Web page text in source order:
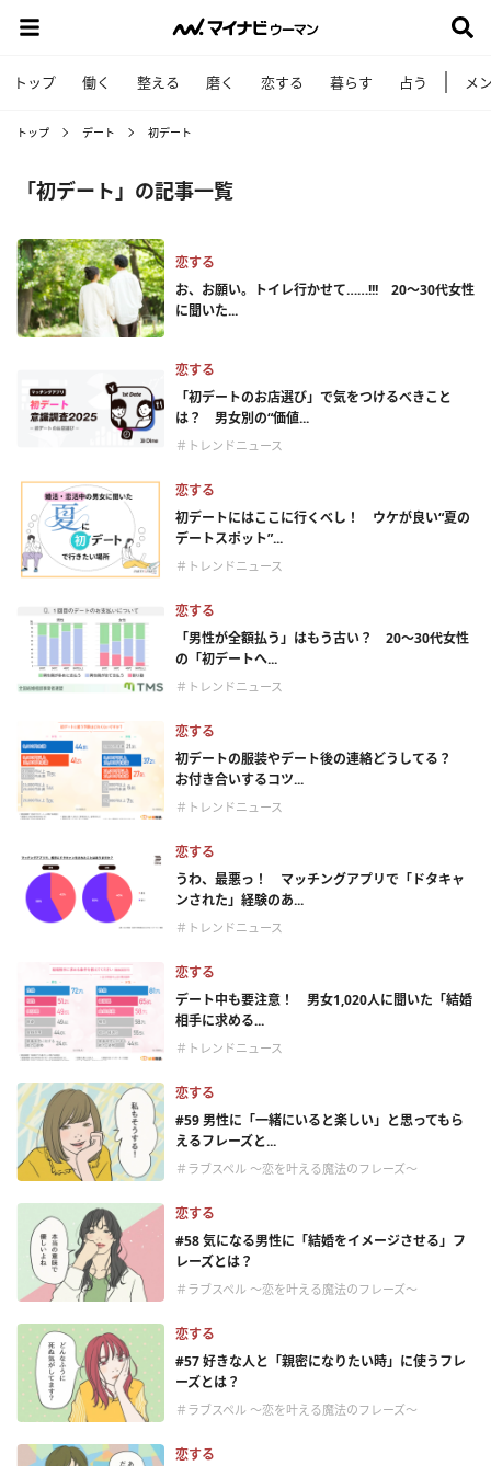
トップ 働く 整える 磨く 恋する 暮らす 占う メ
トップ デート 初デート
「初デート」の記事一覧
恋する
お、お願い。トイレ行かせて……!!! 20～30代女性
に聞いた...
恋する
「初デートのお店選び」で気をつけるべきこと
は？ 男女別の“価値...
＃トレンドニュース
恋する
初デートにはここに行くべし！ ウケが良い“夏の
デートスポット”...
＃トレンドニュース
恋する
「男性が全額払う」はもう古い？ 20～30代女性
の「初デートへ...
＃トレンドニュース
恋する
初デートの服装やデート後の連絡どうしてる？
お付き合いするコツ...
＃トレンドニュース
恋する
うわ、最悪っ！ マッチングアプリで「ドタキャ
ンされた」経験のあ...
＃トレンドニュース
恋する
デート中も要注意！ 男女1,020人に聞いた「結婚
相手に求める...
＃トレンドニュース
恋する
#59 男性に「一緒にいると楽しい」と思ってもら
えるフレーズと...
＃ラブスペル ～恋を叶える魔法のフレーズ～
恋する
#58 気になる男性に「結婚をイメージさせる」フ
レーズとは？
＃ラブスペル ～恋を叶える魔法のフレーズ～
恋する
#57 好きな人と「親密になりたい時」に使うフレ
ーズとは？
＃ラブスペル ～恋を叶える魔法のフレーズ～
恋する